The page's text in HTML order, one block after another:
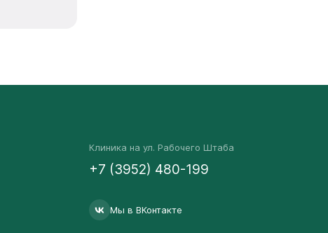
Клиника на ул. Рабочего Штаба
+7 (3952) 480-199
Мы в ВКонтакте